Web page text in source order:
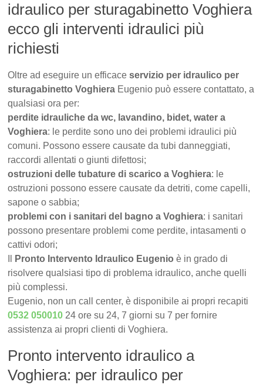
idraulico per sturagabinetto Voghiera
ecco gli interventi idraulici più
richiesti
Oltre ad eseguire un efficaceservizio per idraulico per
sturagabinetto Voghiera Eugenio può essere contattato, a
qualsiasi ora per:
perdite idrauliche da wc, lavandino, bidet, water a
Voghiera: le perdite sono uno dei problemi idraulici più
comuni. Possono essere causate da tubi danneggiati,
raccordi allentati o giunti difettosi;
ostruzioni delle tubature di scarico a Voghiera: le
ostruzioni possono essere causate da detriti, come capelli,
sapone o sabbia;
problemi con i sanitari del bagno a Voghiera: i sanitari
possono presentare problemi come perdite, intasamenti o
cattivi odori;
Pronto Intervento Idraulico Eugenio è in grado di
risolvere qualsiasi tipo di problema idraulico, anche quelli
più complessi.
Eugenio, non un call center, è disponibile ai propri recapiti
0532 050010 24 ore su 24, 7 giorni su 7 per fornire
assistenza ai propri clienti di Voghiera.
Pronto intervento idraulico a
Voghiera: per idraulico per